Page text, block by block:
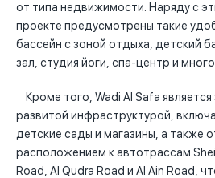
от типа недвижимости. Наряду с
проекте предусмотрены такие
бассейн с зоной отдыха, детский
зал, студия йоги, спа-центр и
Кроме того, Wadi Al Safa
развитой инфраструктурой,
детские сады и магазины, а также
расположением к автотрассам
Road, Al Qudra Road и Al Ain Road,